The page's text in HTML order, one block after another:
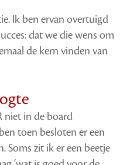
Ik ben ervan overtuigd
dat we die wens om
de kern vinden van
niet in de board
toen besloten er een
Soms zit ik er een beetje